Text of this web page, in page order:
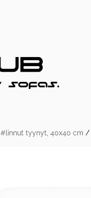
#linnut tyynyt, 40x40 cm /